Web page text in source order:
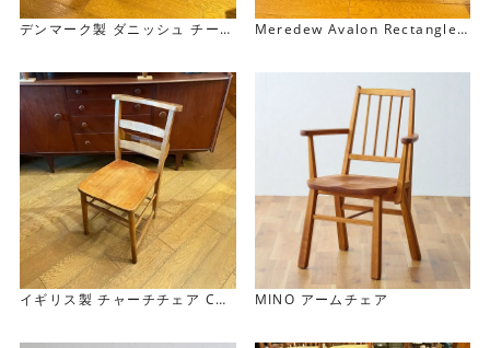
デンマーク製 ダニッシュ チーク
Desk
Meredew Avalon Rectangle
エクステンション テーブル
イギリス製 チャーチチェア Chu
MINO アームチェア